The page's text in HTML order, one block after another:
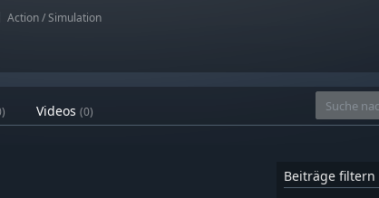
Action/ Simulation
Videos (0)
Beiträge filtern